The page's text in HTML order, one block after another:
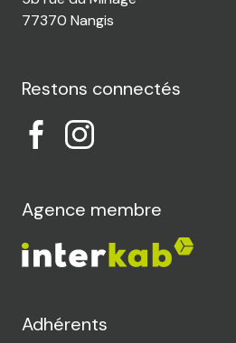
77370 Nangis
Restons connectés
Agence membre
Adhérents